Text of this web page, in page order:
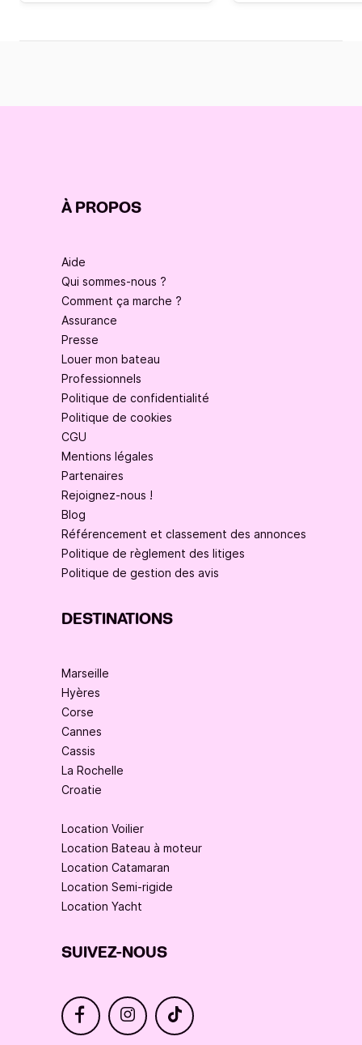
À PROPOS
Aide
Qui sommes-nous ?
Comment ça marche ?
Assurance
Presse
Louer mon bateau
Professionnels
Politique de confidentialité
Politique de cookies
CGU
Mentions légales
Partenaires
Rejoignez-nous !
Blog
Référencement et classement des annonces
Politique de règlement des litiges
Politique de gestion des avis
DESTINATIONS
Marseille
Hyères
Corse
Cannes
Cassis
La Rochelle
Croatie
Location Voilier
Location Bateau à moteur
Location Catamaran
Location Semi-rigide
Location Yacht
SUIVEZ-NOUS